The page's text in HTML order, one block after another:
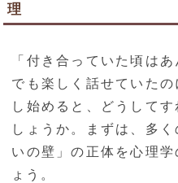
理
「付き合っていた頃は
でも楽しく話せていた
し始めると、どうして
しょうか。まずは、多
いの壁」の正体を心理
ょう。